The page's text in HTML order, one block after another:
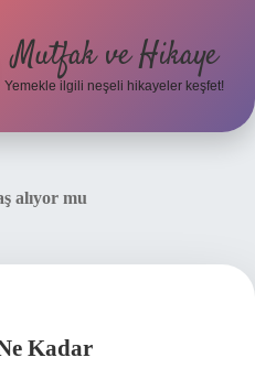
Mutfak ve Hikaye
Yemekle ilgili neşeli hikayeler keşfet!
alıyor mu
Kadar